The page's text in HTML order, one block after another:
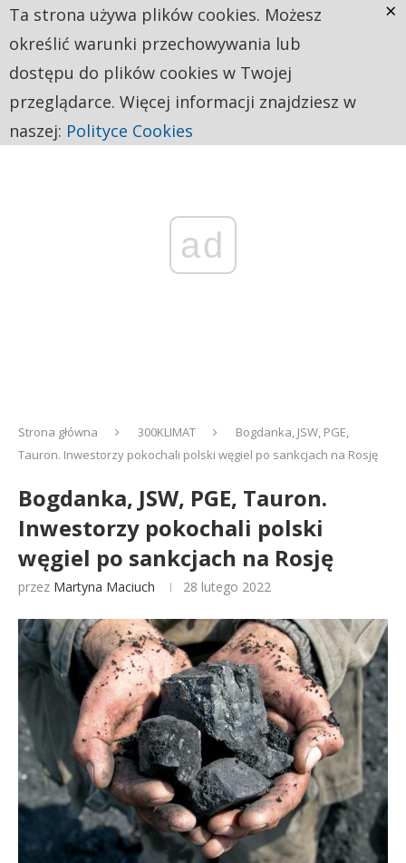
ad
Strona główna 300KLIMAT
Bogdanka, JSW, PGE,
Tauron. Inwestorzy pokochali polski węgiel po sankcjach na Rosję
Bogdanka, JSW, PGE, Tauron.
Inwestorzy pokochali polski
węgiel po sankcjach na Rosję
przez Martyna Maciuch 28 lutego 2022
Ta strona używa plików cookies. Możesz
określić warunki przechowywania lub
dostępu do plików cookies w Twojej
przeglądarce. Więcej informacji znajdziesz w
naszej: Polityce Cookies
×